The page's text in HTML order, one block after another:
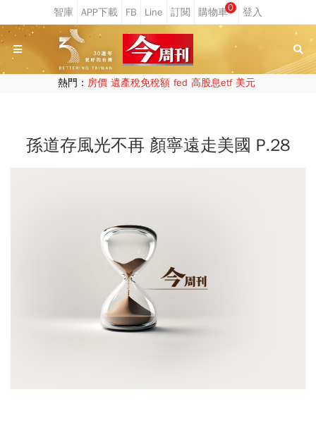
0
熱門： 房價 遺產稅免稅額 fed 高股息etf 美元
孫道存風光不再 顏寧遠走美國 P.28